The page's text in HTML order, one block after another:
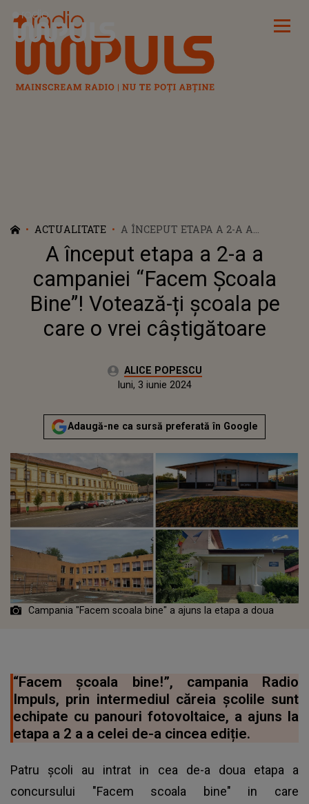
Radio Impuls
ACTUALITATE
A ÎNCEPUT ETAPA A 2-A A
CAMPANIEI “FACEM ȘCOALA BINE”!
VOTEAZĂ-ȚI ȘCOALA PE CARE O
VREI CÂȘTIGĂTOARE
A început etapa a 2-a a
campaniei “Facem Școala
Bine”! Votează-ți școala pe
care o vrei câștigătoare
Autor:ALICE POPESCU
Actualizat:
luni, 3 iunie 2024
Adaugă-ne ca sursă preferată în Google
Campania "Facem scoala bine" a ajuns la etapa a doua
“Facem școala bine!”, campania Radio
Impuls, prin intermediul căreia școlile sunt
echipate cu panouri fotovoltaice, a ajuns la
etapa a 2 a a celei de-a cincea ediție.
Patru școli au intrat in cea de-a doua etapa a
concursului "Facem scoala bine" in care